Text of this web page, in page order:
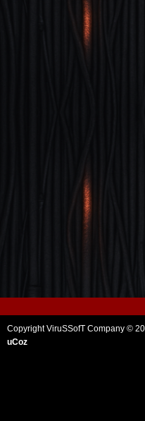
Copyright ViruSSofT Company ©
uCoz